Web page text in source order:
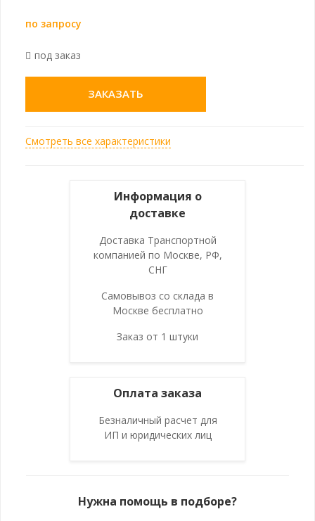
по запросу
под заказ
ЗАКАЗАТЬ
Смотреть все характеристики
Информация о
доставке
Доставка Транспортной
компанией по Москве, РФ,
СНГ
Самовывоз со склада в
Москве бесплатно
Заказ от 1 штуки
Оплата заказа
Безналичный расчет для
ИП и юридических лиц
Нужна помощь в подборе?